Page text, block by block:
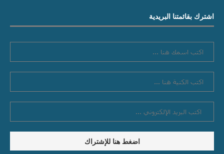
اشترك بقائمتنا البريدية